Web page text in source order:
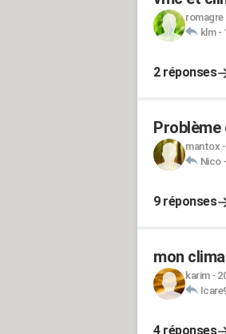
romagre
klm-
2 réponses
Problème
mantox -
Nico-
9 réponses
mon
karim-
4 réponses